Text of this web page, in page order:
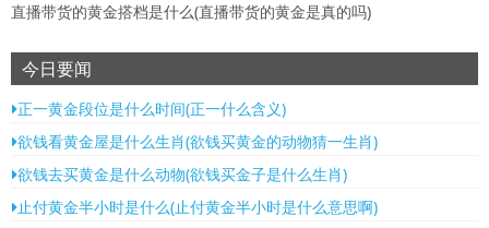
直播带货的黄金搭档是什么(直播带货的黄金是真的吗)
今日要闻
正一黄金段位是什么时间(正一什么含义)
欲钱看黄金屋是什么生肖(欲钱买黄金的动物猜一生肖)
欲钱去买黄金是什么动物(欲钱买金子是什么生肖)
止付黄金半小时是什么(止付黄金半小时是什么意思啊)